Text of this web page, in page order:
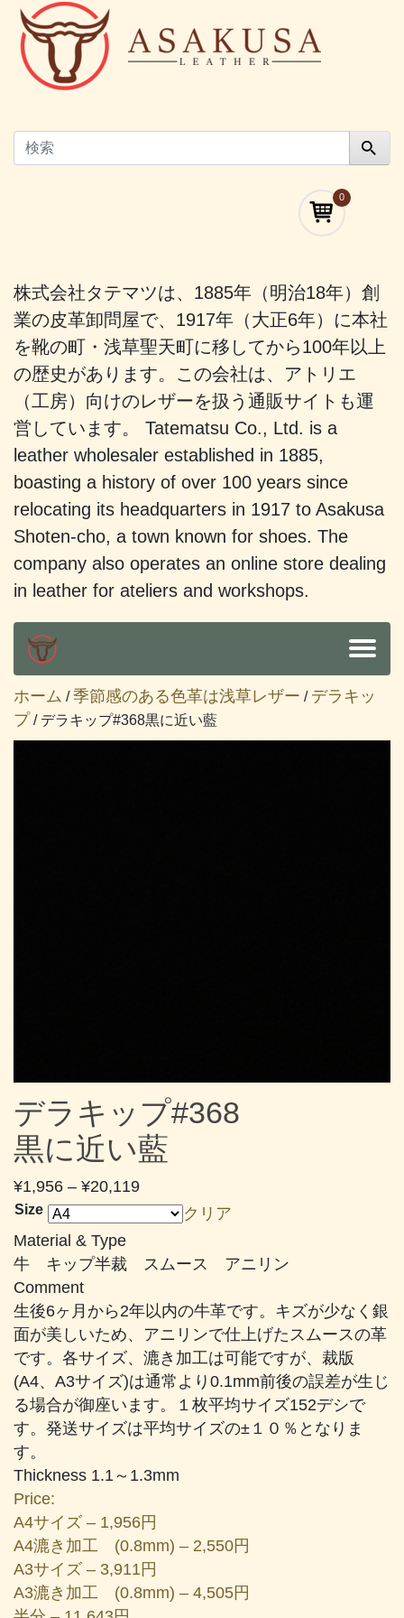
0
株式会社タテマツは、1885年（明治18年）創
業の皮革卸問屋で、1917年（大正6年）に本社
を靴の町・浅草聖天町に移してから100年以上
の歴史があります。この会社は、アトリエ
（工房）向けのレザーを扱う通販サイトも運
営しています。 Tatematsu Co., Ltd. is a
leather wholesaler established in 1885,
boasting a history of over 100 years since
relocating its headquarters in 1917 to Asakusa
Shoten-cho, a town known for shoes. The
company also operates an online store dealing
in leather for ateliers and workshops.
ホーム /季節感のある色革は浅草レザー / デラキッ
プ / デラキップ#368黒に近い藍
デラキップ#368
黒に近い藍
¥1,956 – ¥20,119価
格
¥1,956
¥20,119
Size
クリア
Material & Type
牛 キップ半裁 スムース アニリン
Comment
生後6ヶ月から2年以内の牛革です。キズが少なく銀
面が美しいため、アニリンで仕上げたスムースの革
です。各サイズ、漉き加工は可能ですが、裁版
(A4、A3サイズ)は通常より0.1mm前後の誤差が生じ
る場合が御座います。１枚平均サイズ152デシで
す。発送サイズは平均サイズの±１０％となりま
す。
Thickness 1.1～1.3mm
Price:
A4サイズ – 1,956円
A4漉き加工 (0.8mm) – 2,550円
A3サイズ – 3,911円
A3漉き加工 (0.8mm) – 4,505円